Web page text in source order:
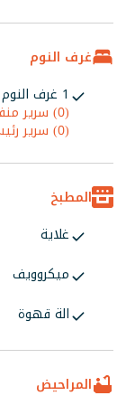
غرف النوم
1 غرف النوم
(0) سرير منفرد
(0) سرير رئيسي
المطبخ
غلاية
ميكروويف
الة قهوة
المراحيض